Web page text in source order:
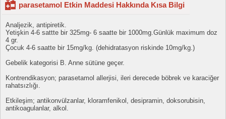
parasetamol Etkin Maddesi Hakkında Kısa Bilgi
Analjezik, antipiretik.
Yetişkin 4-6 sattte bir 325mg- 6 saatte bir 1000mg.Günlük maximum doz
4 gr.
Çocuk 4-6 saatte bir 15mg/kg. (dehidratasyon riskinde 10mg/kg.)
Gebelik kategorisi B. Anne sütüne geçer.
Kontrendikasyon; parasetamol allerjisi, ileri derecede böbrek ve karaciğer
rahatsızlığı.
Etkileşim; antikonvülzanlar, kloramfenikol, desipramin, doksorubisin,
antikoagulanlar, alkol.